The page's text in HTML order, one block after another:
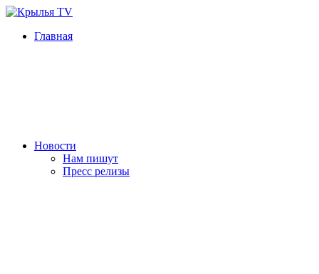
Главная
Новости
Нам пишут
Пресс релизы